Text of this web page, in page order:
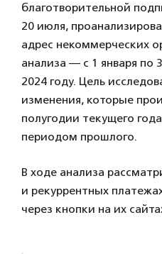
благотворительной
20 июля,
адрес некоммерческих
анализа — с 1 января по
2024 году. Цель
изменения, которые
полугодии текущего
периодом прошлого.
В ходе анализа
и рекуррентных
через кнопки на их